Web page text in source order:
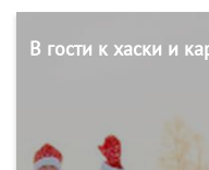
В гости к хаски и